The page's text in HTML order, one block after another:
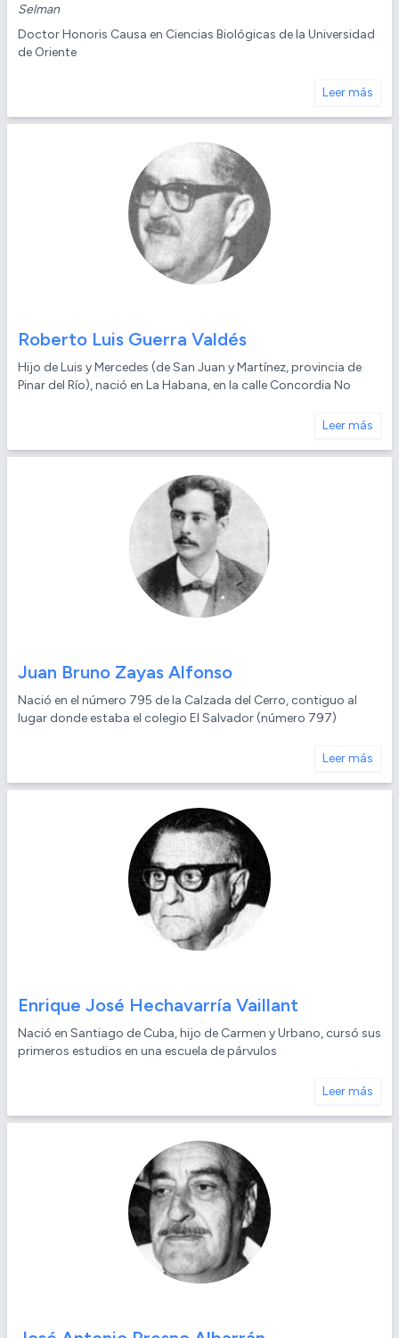
Selman
Doctor Honoris Causa en Ciencias Biológicas de la Universidad
de Oriente
Leer más
Roberto Luis Guerra Valdés
Hijo de Luis y Mercedes (de San Juan y Martínez, provincia de
Pinar del Río), nació en La Habana, en la calle Concordia No
Leer más
Juan Bruno Zayas Alfonso
Nació en el número 795 de la Calzada del Cerro, contiguo al
lugar donde estaba el colegio El Salvador (número 797)
Leer más
Enrique José Hechavarría Vaillant
Nació en Santiago de Cuba, hijo de Carmen y Urbano, cursó sus
primeros estudios en una escuela de párvulos
Leer más